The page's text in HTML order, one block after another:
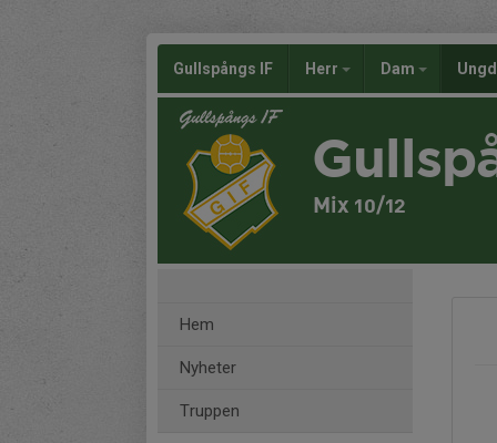
Gullspångs IF Herr Dam
Mix 10/12
Hem
Nyheter
Truppen